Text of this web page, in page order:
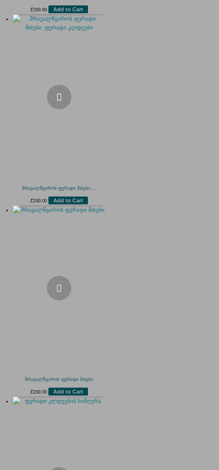
₾200.00 Add to Cart
მრავალწყაროს ფერადი მთები,...
₾200.00 Add to Cart
მრავალწყაროს ფერადი მთები
₾200.00 Add to Cart